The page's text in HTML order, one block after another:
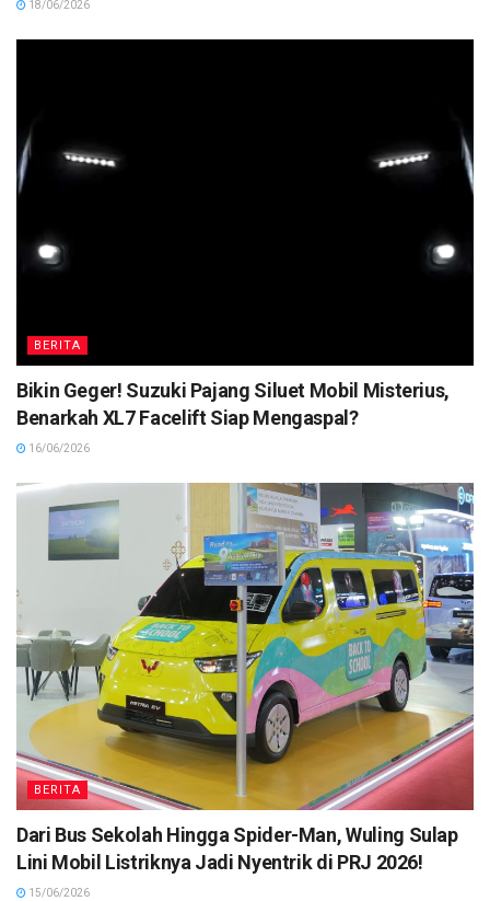
18/06/2026
BERITA
Bikin Geger! Suzuki Pajang Siluet Mobil Misterius,
Benarkah XL7 Facelift Siap Mengaspal?
16/06/2026
BERITA
Dari Bus Sekolah Hingga Spider-Man, Wuling Sulap
Lini Mobil Listriknya Jadi Nyentrik di PRJ 2026!
15/06/2026